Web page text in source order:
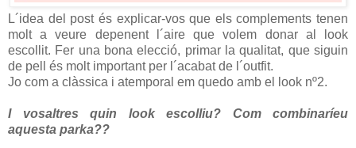
L´idea del post és explicar-vos que els complements tenen
molt a veure depenent l´aire que volem donar al look
escollit. Fer una bona elecció, primar la qualitat, que siguin
de pell és molt important per l´acabat de l´outfit.
Jo com a clàssica i atemporal em quedo amb el look nº2.
I vosaltres quin look escolliu? Com combinaríeu
aquesta parka??